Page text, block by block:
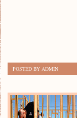
POSTED BY ADMIN